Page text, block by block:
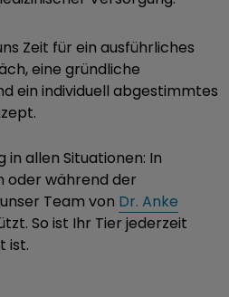
Zeit für ein ausführliches
eine gründliche
ein individuell abgestimmtes
in allen Situationen: In
oder während der
Team von Dr. Anke
So ist Ihr Tier jederzeit
ist.